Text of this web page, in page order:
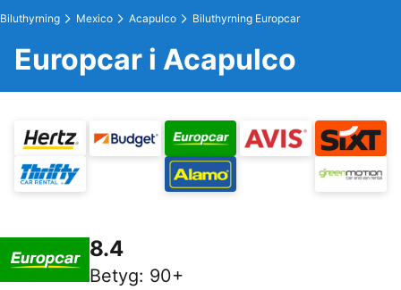
Biluthyrning Mexico Acapulco Biluthyrning Europcar
Europcar i Acapulco
8.4
Betyg: 90+